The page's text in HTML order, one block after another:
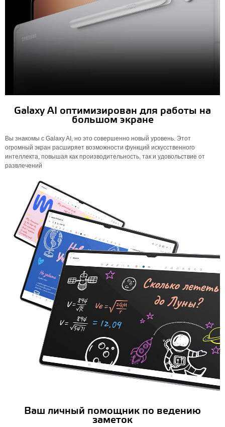
Galaxy AI оптимизирован для работы на
большом экране
Вы знакомы с Galaxy AI, но это совершенно новый уровень. Этот
огромный экран расширяет возможности функций искусственного
интеллекта, повышая как производительность, так и удовольствие от
развлечений
Ваш личный помощник по ведению
заметок